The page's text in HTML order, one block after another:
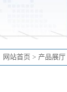
网站首页 > 产品展厅